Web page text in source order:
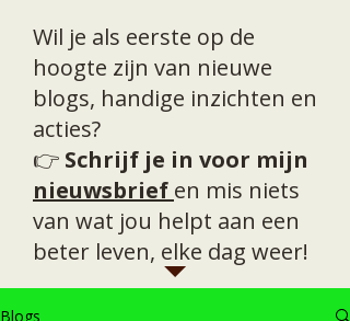
Wil je als eerste op de
hoogte zijn van nieuwe
blogs, handige inzichten en
acties?
👉 Schrijf je in voor mijn
nieuwsbrief en mis niets
van wat jou helpt aan een
beter leven, elke dag weer!
Blogs